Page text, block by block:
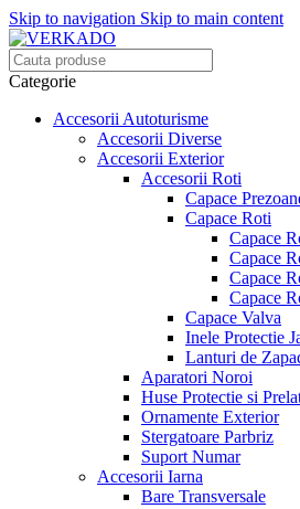
Skip to navigation Skip to main content
Categorie
Accesorii Autoturisme
Accesorii Diverse
Accesorii Exterior
Accesorii Roti
Capace
Capace Roti
Capace
Capace
Capace
Capace
Capace Valva
Inele Protectie
Lanturi de
Aparatori Noroi
Huse Protectie si
Ornamente Exterior
Stergatoare Parbriz
Suport Numar
Accesorii Iarna
Bare Transversale